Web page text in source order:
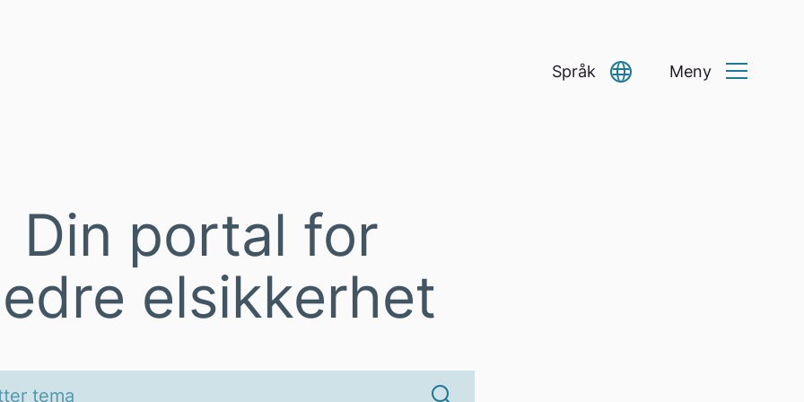
Språk
Select Language ▼
Meny
Din portal for
elsikkerhet